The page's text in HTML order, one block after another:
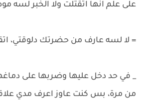
على علم انها اتقتلت ولا الخبر لسه
= لا لسه عارف من حضرتك دلوقتي،
_ في حد دخل عليها وضربها على دماغها
من مرة، بس كنت عاوز اعرف مدي